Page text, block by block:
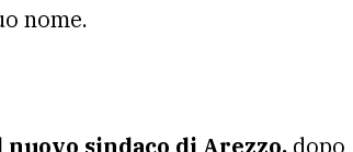
nome.
nuovo sindaco di Arezzo, dopo